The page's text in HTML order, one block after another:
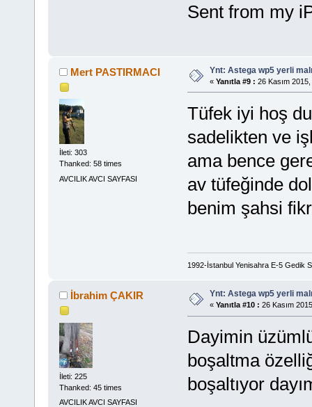
Sent from my
Mert PASTIRMACI
İleti: 303
Thanked: 58 times
AVCILIK AVCI SAYFASI
Ynt: Astega wp5 yerli
« Yanıtla #9 : 26 Kasım
Tüfek iyi hoş
sadelikten ve
ama bence
av tüfeğinde
benim şahsi
1992-İstanbul Yenisahra E-5 Gedik
İbrahim ÇAKIR
İleti: 225
Thanked: 45 times
AVCILIK AVCI SAYFASI
Ynt: Astega wp5 yerli
« Yanıtla #10 : 26 Kasım
Dayimin
boşaltma
boşaltıyor